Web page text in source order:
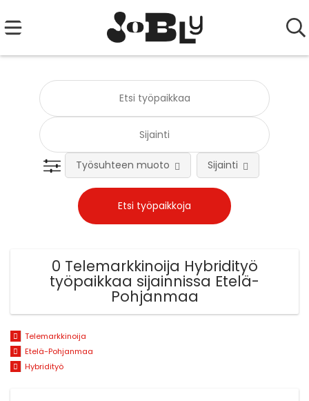
Työsuhteen muoto Sijainti
0 Telemarkkinoija Hybridityö
työpaikkaa sijainnissa Etelä-
Pohjanmaa
Telemarkkinoija
Etelä-Pohjanmaa
Hybridityö